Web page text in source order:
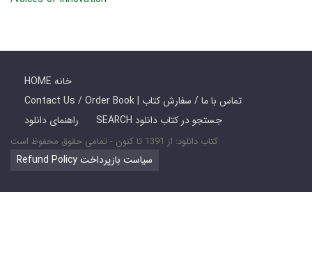
HOME خانه
Contact Us / Order Book | تماس با ما / سفارش کتاب
راهنمای دانلود
SEARCH جستجو در کتاب دانلود
کتاب دانلود: از 1391 تا کنون - تمامی حقوق محفوظ است
Refund Policy سیاست بازپرداخت